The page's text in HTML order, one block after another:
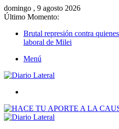
domingo , 9 agosto 2026
Último Momento:
Brutal represión contra
laboral de Milei
Menú